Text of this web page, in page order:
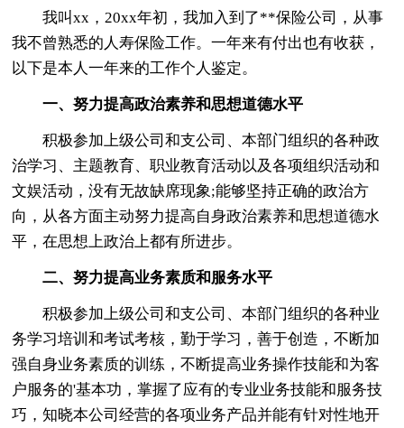
我叫xx，20xx年初，我加入到了**保险公司，从事
我不曾熟悉的人寿保险工作。一年来有付出也有收获，
以下是本人一年来的工作个人鉴定。
一、努力提高政治素养和思想道德水平
积极参加上级公司和支公司、本部门组织的各种政
治学习、主题教育、职业教育活动以及各项组织活动和
文娱活动，没有无故缺席现象;能够坚持正确的政治方
向，从各方面主动努力提高自身政治素养和思想道德水
平，在思想上政治上都有所进步。
二、努力提高业务素质和服务水平
积极参加上级公司和支公司、本部门组织的各种业
务学习培训和考试考核，勤于学习，善于创造，不断加
强自身业务素质的训练，不断提高业务操作技能和为客
户服务的'基本功，掌握了应有的专业业务技能和服务技
巧，知晓本公司经营的各项业务产品并能有针对性地开